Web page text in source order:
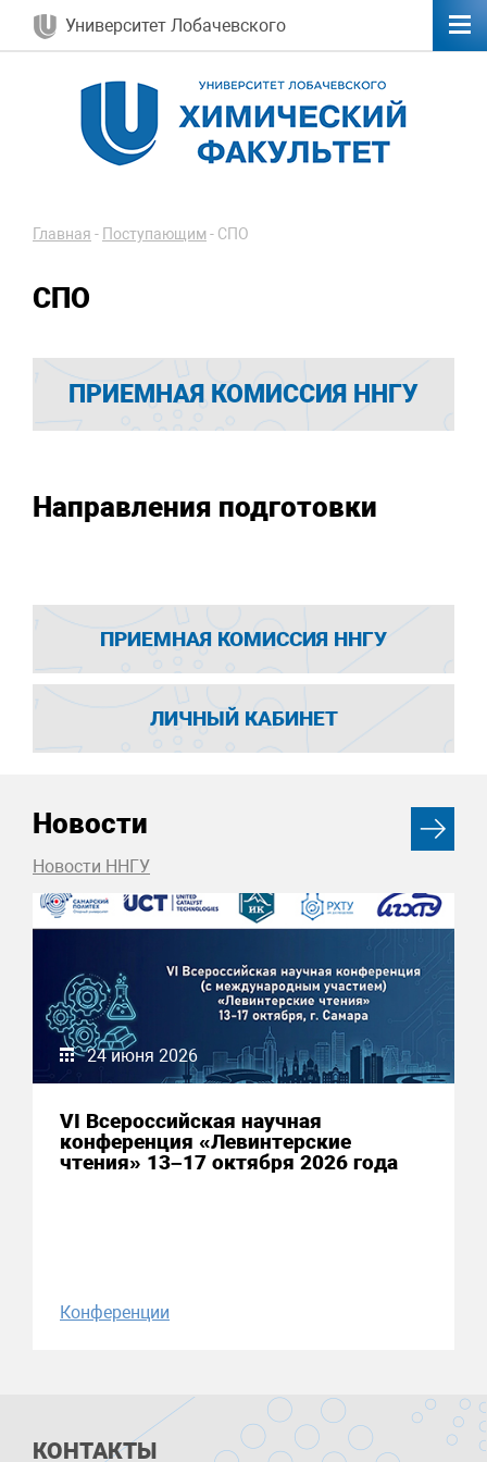
Университет Лобачевского
Главная - Поступающим - СПО
СПО
ПРИЕМНАЯ КОМИССИЯ ННГУ
Направления подготовки
ПРИЕМНАЯ КОМИССИЯ ННГУ
ЛИЧНЫЙ КАБИНЕТ
Новости
Новости ННГУ
24 июня 2026
VI Всероссийская научная
конференция «Левинтерские
чтения» 13–17 октября 2026 года
Конференции
КОНТАКТЫ